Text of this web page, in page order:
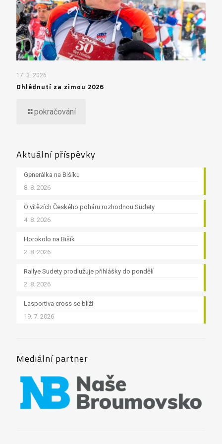
17. 3. 2026
Ohlédnutí za zimou 2026
pokračování
Aktuální příspěvky
Generálka na Bišíku
8. 8. 2026
O vítězích Českého poháru rozhodnou Sudety
4. 8. 2026
Horokolo na Bišík
2. 8. 2026
Rallye Sudety prodlužuje přihlášky do pondělí
2. 8. 2026
Lasportiva cross se blíží
19. 7. 2026
Mediální partner